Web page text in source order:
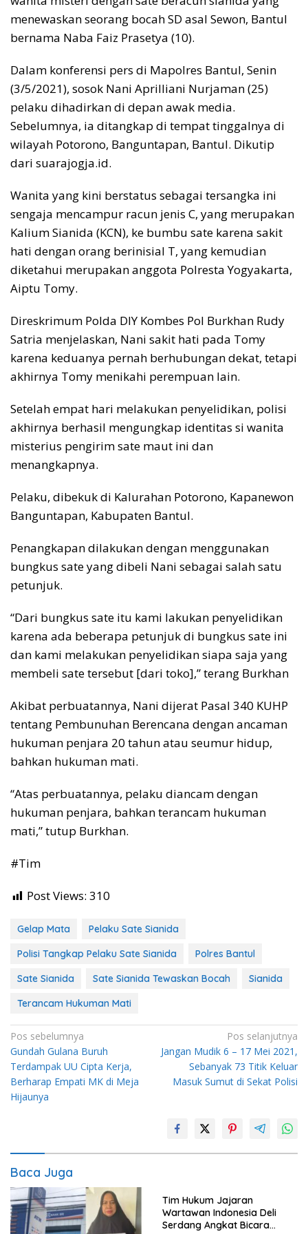
o
k
p
p
s n
k
menewaskan seorang bocah SD asal Sewon, Bantul
bernama Naba Faiz Prasetya (10).
Dalam konferensi pers di Mapolres Bantul, Senin
(3/5/2021), sosok Nani Aprilliani Nurjaman (25)
pelaku dihadirkan di depan awak media.
Sebelumnya, ia ditangkap di tempat tinggalnya di
wilayah Potorono, Banguntapan, Bantul. Dikutip
dari suarajogja.id.
Wanita yang kini berstatus sebagai tersangka ini
sengaja mencampur racun jenis C, yang merupakan
Kalium Sianida (KCN), ke bumbu sate karena sakit
hati dengan orang berinisial T, yang kemudian
diketahui merupakan anggota Polresta Yogyakarta,
Aiptu Tomy.
Direskrimum Polda DIY Kombes Pol Burkhan Rudy
Satria menjelaskan, Nani sakit hati pada Tomy
karena keduanya pernah berhubungan dekat, tetapi
akhirnya Tomy menikahi perempuan lain.
Setelah empat hari melakukan penyelidikan, polisi
akhirnya berhasil mengungkap identitas si wanita
misterius pengirim sate maut ini dan
menangkapnya.
Pelaku, dibekuk di Kalurahan Potorono, Kapanewon
Banguntapan, Kabupaten Bantul.
Penangkapan dilakukan dengan menggunakan
bungkus sate yang dibeli Nani sebagai salah satu
petunjuk.
“Dari bungkus sate itu kami lakukan penyelidikan
karena ada beberapa petunjuk di bungkus sate ini
dan kami melakukan penyelidikan siapa saja yang
membeli sate tersebut [dari toko],” terang Burkhan
Akibat perbuatannya, Nani dijerat Pasal 340 KUHP
tentang Pembunuhan Berencana dengan ancaman
hukuman penjara 20 tahun atau seumur hidup,
bahkan hukuman mati.
“Atas perbuatannya, pelaku diancam dengan
hukuman penjara, bahkan terancam hukuman
mati,” tutup Burkhan.
#Tim
Post Views: 310
Gelap Mata
Pelaku Sate Sianida
Polisi Tangkap Pelaku Sate Sianida
Polres Bantul
Sate Sianida
Sate Sianida Tewaskan Bocah
Sianida
Terancam Hukuman Mati
Navigasi
pos
Pos sebelumnya
Gundah Gulana Buruh
Terdampak UU Cipta Kerja,
Berharap Empati MK di Meja
Hijaunya
Pos selanjutnya
Jangan Mudik 6 – 17 Mei 2021,
Sebanyak 73 Titik Keluar
Masuk Sumut di Sekat Polisi
Baca Juga
Tim Hukum Jajaran
Wartawan Indonesia Deli
Serdang Angkat Bicara